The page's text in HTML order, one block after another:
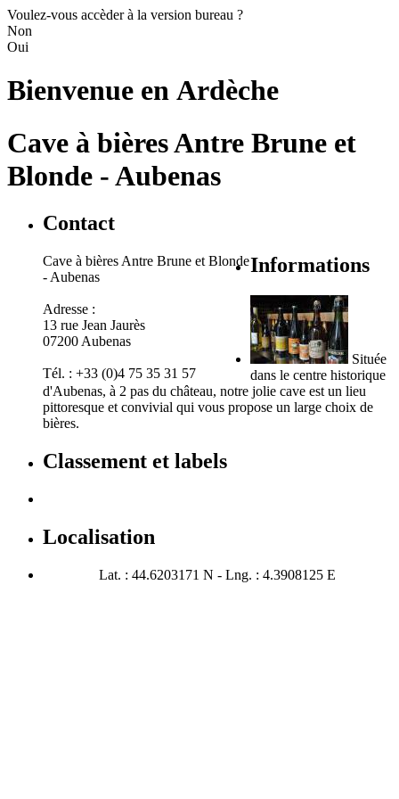
Voulez-vous accèder à la version bureau ?
Non
Oui
Bienvenue en Ardèche
Cave à bières Antre Brune et
Blonde - Aubenas
Contact
Cave à bières Antre Brune et Blonde
- Aubenas
Adresse :
13 rue Jean Jaurès
07200 Aubenas
Tél. : +33 (0)4 75 35 31 57
Informations
Située
dans le centre historique
d'Aubenas, à 2 pas du château, notre jolie cave est un lieu
pittoresque et convivial qui vous propose un large choix de
bières.
Classement et labels
Localisation
Lat. : 44.6203171 N - Lng. : 4.3908125 E